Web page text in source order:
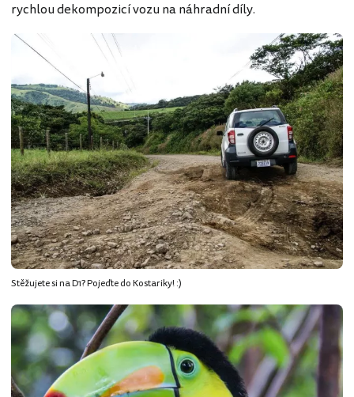
rychlou dekompozicí vozu na náhradní díly.
Stěžujete si na D1? Pojeďte do Kostariky! :)